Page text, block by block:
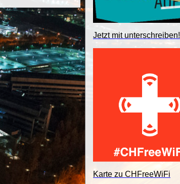
Jetzt mit unterschreiben!
Karte zu CHFreeWiFi